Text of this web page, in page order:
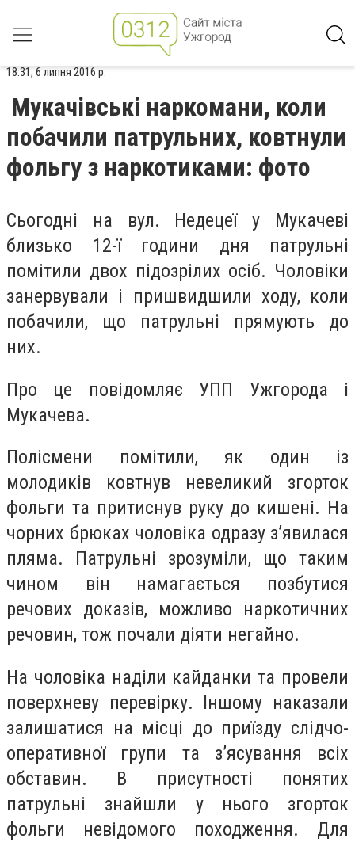
18:31, 6 липня 2016 р.
Мукачівські наркомани, коли
побачили патрульних, ковтнули
фольгу з наркотиками: фото
Сьогодні на вул. Недецеї у Мукачеві
близько 12-ї години дня патрульні
помітили двох підозрілих осіб. Чоловіки
занервували і пришвидшили ходу, коли
побачили, що патрульні прямують до
них.
Про це повідомляє УПП Ужгорода і
Мукачева.
Полісмени помітили, як один із
молодиків ковтнув невеликий згорток
фольги та притиснув руку до кишені. На
чорних брюках чоловіка одразу з’явилася
пляма. Патрульні зрозуміли, що таким
чином він намагається позбутися
речових доказів, можливо наркотичних
речовин, тож почали діяти негайно.
На чоловіка наділи кайданки та провели
поверхневу перевірку. Іншому наказали
залишатися на місці до приїзду слідчо-
оперативної групи та з’ясування всіх
обставин. В присутності понятих
патрульні знайшли у нього згорток
фольги невідомого походження. Для